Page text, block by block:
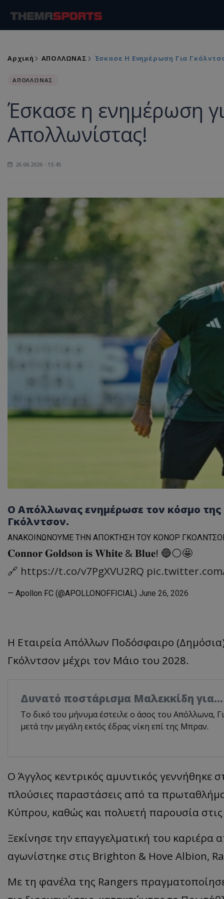
Αρχική ΑΠΟΛΛΩΝΑΣ Έσκασε Η Ενημέρωση Για
ΑΠΟΛΛΩΝΑΣ
Έσκασε η ενημέρωση
Απολλωνίστας!
26.06.2026 - 15:45
Ο Απόλλωνας ενημέρωσε τον κόσμο
Γκόλντσον.
ANAKOINΩNOYME THN AΠOKTHΣH TOY KONOP
𝐂𝐨𝐧𝐧𝐨𝐫 𝐆𝐨𝐥𝐝𝐬𝐨𝐧 𝐢𝐬 𝐖𝐡𝐢𝐭𝐞 & 𝐁𝐥𝐮𝐞! 🔵⚪🤩
🔗 https://t.co/v7PgXVU2RQ
— Apollon FC (@APOLLONOFFICIAL) June 26, 2026
Η Εταιρεία Απόλλων Ποδόσφαιρο
Γκόλντσον μέχρι τον Μάιο του 2028.
Δυνατό ποστάρισμα Μαλεκκίδη
Το δικό του μήνυμα έστειλε ο άσος του Απόλλωνα,
μετά την μεγάλη εκτός έδρας νίκη επί της Μπραν.
Ο Άγγλος κεντρικός αμυντικός γεννήθηκε
πλούσιες παραστάσεις από τα
Κύπρου, καθώς και πολυετή παρουσία
Ξεκίνησε την επαγγελματική του
αγωνίστηκε στις Brighton & Hove Albion,
Με τη φανέλα της Rangers